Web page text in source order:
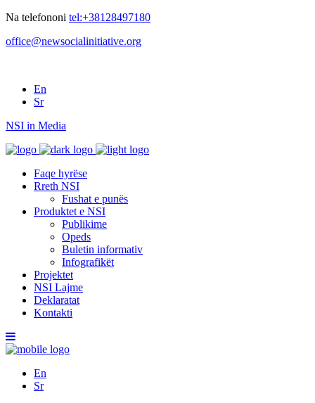
Na telefononi tel:+38128497180
office@newsocialinitiative.org
En
Sr
NSI in Media
Faqe hyrëse
Rreth NSI
Fushat e punës
Produktet e NSI
Publikime
Opeds
Buletin informativ
Infografikët
Projektet
NSI Lajme
Deklaratat
Kontakti
En
Sr